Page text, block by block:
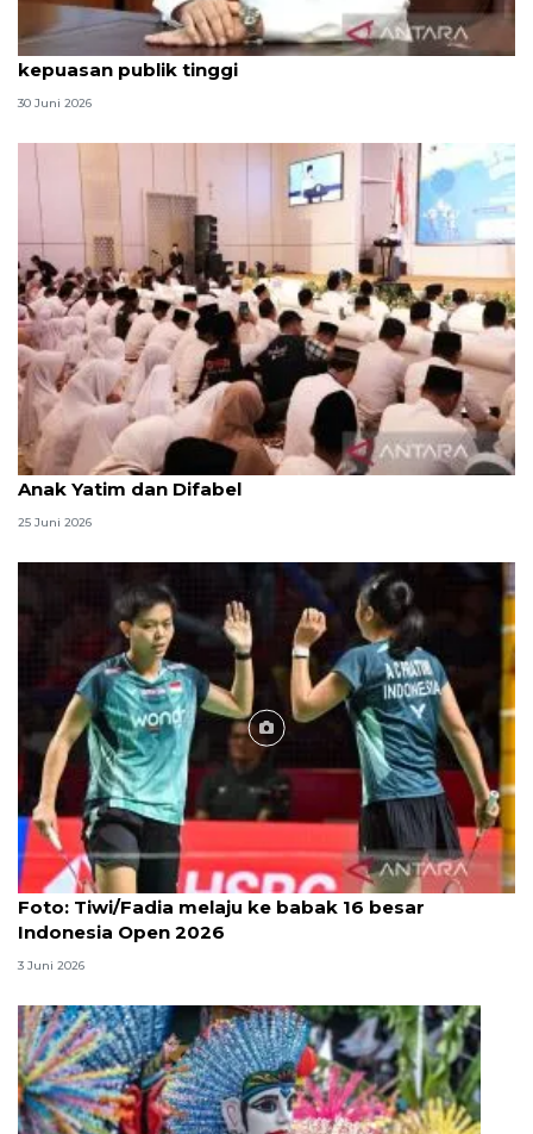
Qodari: Pemerintah tak puas diri meski tingkat
kepuasan publik tinggi
30 Juni 2026
Menag jadikan setiap 10 Muharam sebagai Lebaran
Anak Yatim dan Difabel
25 Juni 2026
Foto
Foto: Tiwi/Fadia melaju ke babak 16 besar
Indonesia Open 2026
3 Juni 2026